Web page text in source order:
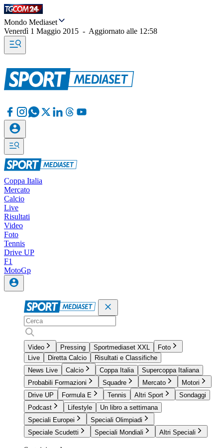
Mondo Mediaset
Venerdì 1 Maggio 2015 - Aggiornato alle 12:58
Coppa Italia
Mercato
Calcio
Live
Risultati
Video
Foto
Tennis
Drive UP
F1
MotoGp
Video Pressing Sportmediaset XXL
Foto
Live
Diretta Calcio
Risultati e Classifiche
News Live
Calcio Coppa Italia
Supercoppa Italiana
Probabili Formazioni
Squadre Mercato
Motori
Drive UP
Formula E Tennis Altri Sport
Sondaggi
Podcast
Lifestyle
Un libro a settimana
Speciali Europei
Speciali Olimpiadi
Speciale Scudetti
Speciali Mondiali Altri Speciali